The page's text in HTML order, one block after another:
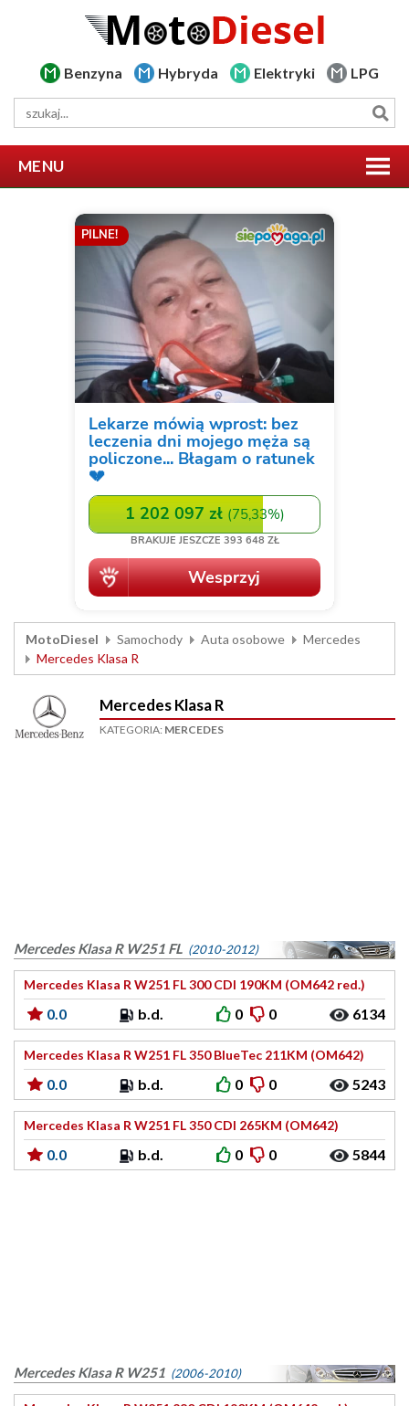
Benzyna Hybryda Elektryki LPG
MENU
MotoDiesel Samochody Auta osobowe
Mercedes
Mercedes Klasa R
Mercedes Klasa R
KATEGORIA: MERCEDES
Mercedes Klasa R W251 FL (2010-2012)
Mercedes Klasa R W251 FL 300 CDI 190KM (OM642 red.)
0.0 b.d. 0 0 6134
Mercedes Klasa R W251 FL 350 BlueTec 211KM (OM642)
0.0 b.d. 0 0 5243
Mercedes Klasa R W251 FL 350 CDI 265KM (OM642)
0.0 b.d. 0 0 5844
Mercedes Klasa R W251 (2006-2010)